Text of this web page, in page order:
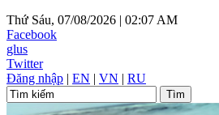
Thứ Sáu, 07/08/2026 | 02:07 AM
Facebook
glus
Twitter
Đăng nhập | EN | VN | RU